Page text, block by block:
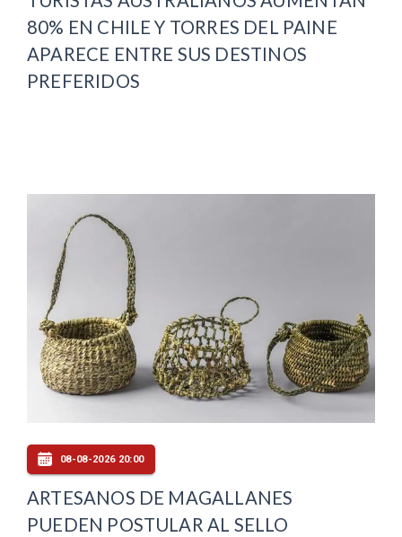
80% EN CHILE Y TORRES DEL PAINE
APARECE ENTRE SUS DESTINOS
PREFERIDOS
08-08-2026 20:00
ARTESANOS DE MAGALLANES
PUEDEN POSTULAR AL SELLO